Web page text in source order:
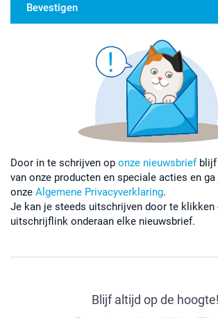
Bevestigen
Door in te schrijven op onze nieuwsbriefblijf
van onze producten en speciale acties en
onze Algemene Privacyverklaring.
Je kan je steeds uitschrijven door te klikken
uitschrijflink onderaan elke nieuwsbrief.
Blijf altijd op de hoogte!